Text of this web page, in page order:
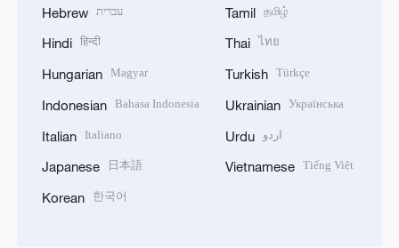
Hebrew עברית
Hindi हिन्दी
Hungarian Magyar
Indonesian Bahasa Indonesia
Italian Italiano
Japanese 日本語
Korean 한국어
Tamil தமிழ்
Thai ไทย
Turkish Türkçe
Ukrainian Українська
Urdu اردو
Vietnamese Tiếng Việt